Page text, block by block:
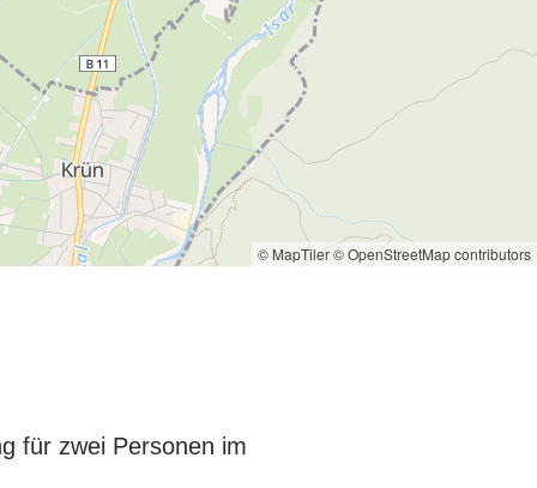
© MapTiler© OpenStreetMap contributors
für zwei Personen im